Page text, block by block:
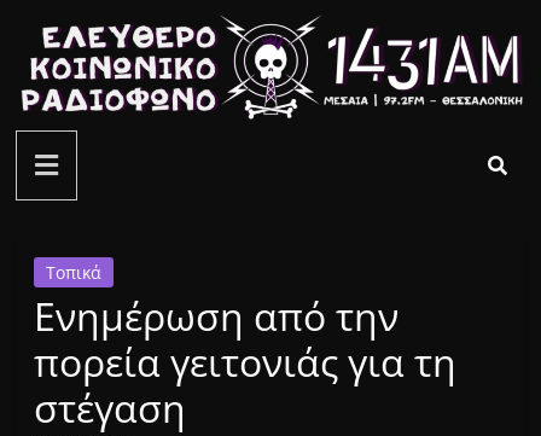
περιεχόμενο
ελεύθερο
κοινωνικό
ραδιόφωνο
1431AM
Τοπικά
Ενημέρωση από την
πορεία γειτονιάς για τη
στέγαση